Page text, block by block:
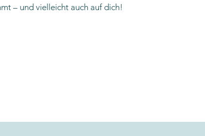
– und vielleicht auch auf dich!